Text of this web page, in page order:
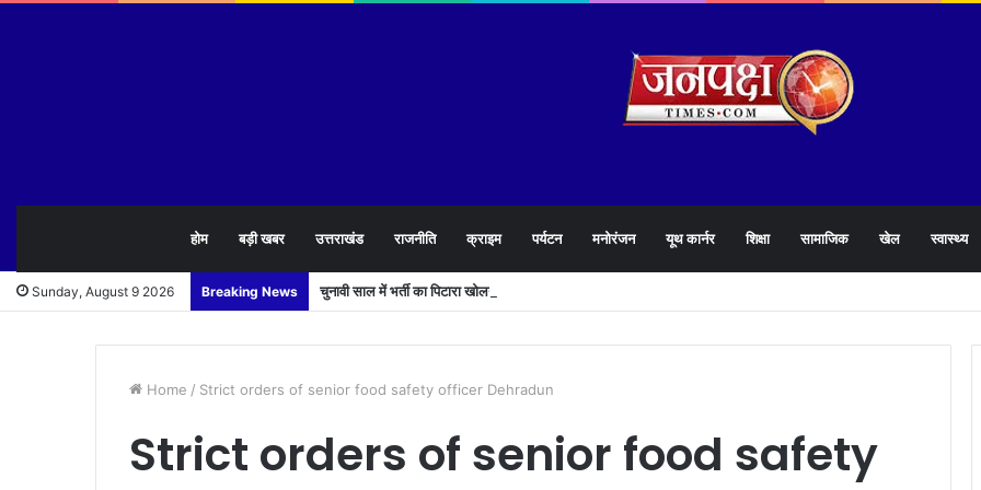
होम बड़ी खबर उत्तराखंड राजनीति क्राइम पर्यटन मनोरंजन यूथ कार्नर शिक्षा सामाजिक खेल स्वास्थ्य
Sunday, August 9 2026 Breaking News चुनावी साल में भर्ती का पिटारा खोलने जा रही है धामी सरकार,युवाओं को मिलेगी 34 हजार रिकॉर्ड भर्तियों की सौगात
Home / Strict orders of senior food safety officer Dehradun
Strict orders of senior food safety